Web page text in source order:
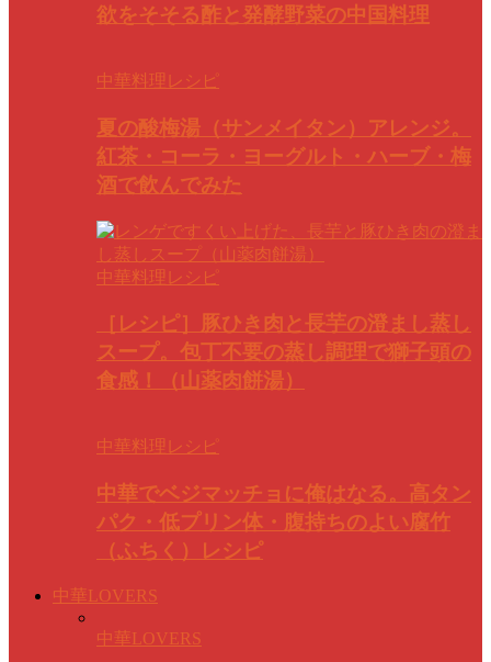
欲をそそる酢と発酵野菜の中国料理
中華料理レシピ
夏の酸梅湯（サンメイタン）アレンジ。
紅茶・コーラ・ヨーグルト・ハーブ・梅
酒で飲んでみた
中華料理レシピ
［レシピ］豚ひき肉と長芋の澄まし蒸し
スープ。包丁不要の蒸し調理で獅子頭の
食感！（山薬肉餅湯）
中華料理レシピ
中華でベジマッチョに俺はなる。高タン
パク・低プリン体・腹持ちのよい腐竹
（ふちく）レシピ
中華LOVERS
中華LOVERS